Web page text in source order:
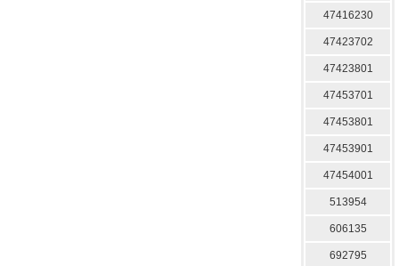
47416230
47423702
47423801
47453701
47453801
47453901
47454001
513954
606135
692795